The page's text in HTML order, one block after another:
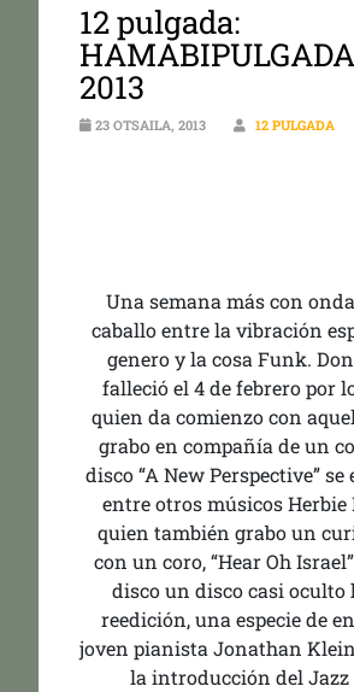
12 pulgada:
2013
23 OTSAILA, 2013 12 PULGADA
Una semana más con
caballo entre la vibración
genero y la cosa Funk.
falleció el 4 de febrero por
quien da comienzo con
grabo en compañía de un
disco “A New Perspective”
entre otros músicos Herbie
quien también grabo un
con un coro, “Hear Oh
disco un disco casi oculto
reedición, una especie de
joven pianista Jonathan
la introducción del Jazz